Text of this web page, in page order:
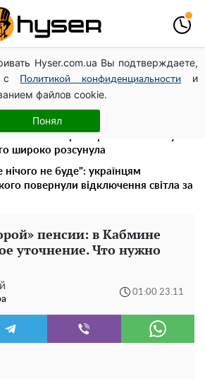
Hyser.com.ua Вы подтверждаете,
с
Политикой конфиденциальности
и
файлов cookie.
Понял
у цікавих позах змусила відвисати
– було лише початком
відео – це далеко не все: фронтмен
став наступним
широко розсунула
не буде": українцям
повернули відключення світла за
пенсии: в Кабмине
уточнение. Что нужно
01:00 23.11